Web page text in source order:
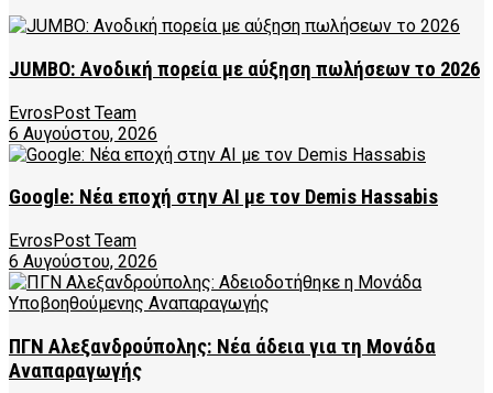
JUMBO: Ανοδική πορεία με αύξηση πωλήσεων το 2026
EvrosPost Team
6 Αυγούστου, 2026
Google: Νέα εποχή στην AI με τον Demis Hassabis
EvrosPost Team
6 Αυγούστου, 2026
ΠΓΝ Αλεξανδρούπολης: Νέα άδεια για τη Μονάδα
Αναπαραγωγής